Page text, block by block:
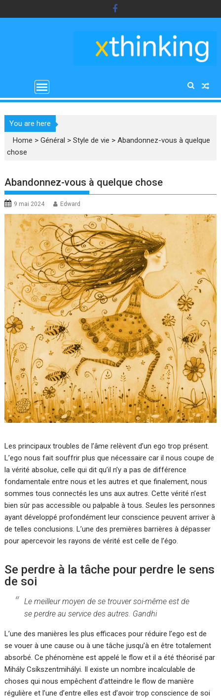
to
You are here
Home >Général >Style de vie >Abandonnez-vous à quelque
chose
Abandonnez-vous à quelque chose
9 mai 2024 Edward
Les principaux troubles de l’âme relèvent d’un ego trop présent.
L’ego nous fait souffrir plus que nécessaire car il nous coupe de
la vérité absolue, celle qui dit qu’il n’y a pas de différence
fondamentale entre nous et les autres et que finalement, nous
sommes tous connectés les uns aux autres. Cette vérité n’est
bien sûr pas accessible ou palpable à tous. Seules les personnes
ayant développé profondément leur conscience peuvent arriver à
de telles conclusions. L’une des premières barrières à dépasser
pour apercevoir les rayons de vérité est celle de l’égo.
Se perdre à la tâche pour perdre le sens
de soi
Le meilleur moyen de se trouver soi-même est de
se perdre au service des autres. Gandhi
L’une des manières les plus efficaces pour réduire l’ego est de
se vouer à une cause ou à une tâche jusqu’à en être totalement
absorbé. Ce phénomène est appelé le flow et il a été théorisé par
Mihály Csíkszentmihályi. Il existe un nombre incalculable de
choses qui nous empêchent d’atteindre le flow de manière
régulière et l’une d’entre elles est d’avoir trop conscience de soi